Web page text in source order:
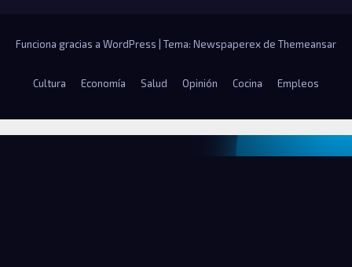
Funciona gracias a WordPress Tema: Newspaperex de Themeansar
Cultura Economía Salud Opinión Cocina Empleos